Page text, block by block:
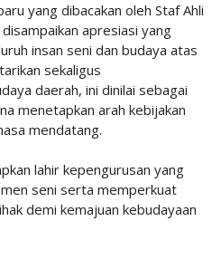
yang dibacakan oleh Staf Ahli
apresiasi yang
insan seni dan budaya atas
sekaligus
daerah, ini dinilai sebagai
menetapkan arah kebijakan
mendatang.
lahir kepengurusan yang
seni serta memperkuat
demi kemajuan kebudayaan